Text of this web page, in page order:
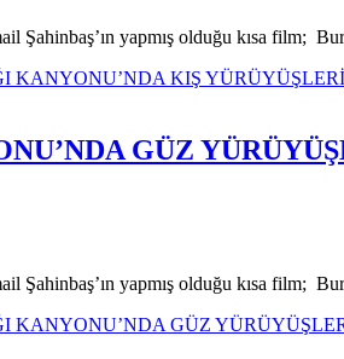
Şahinbaş’ın yapmış olduğu kısa film;
KANYONU’NDA KIŞ YÜRÜYÜŞLERİ
GÜZ
Şahinbaş’ın yapmış olduğu kısa film;
KANYONU’NDA GÜZ